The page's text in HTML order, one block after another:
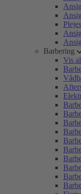
Barbering
Vis